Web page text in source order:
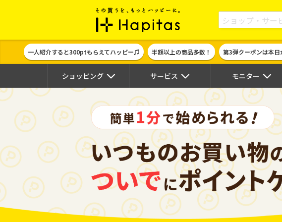
ポイント貯めて現金やギフト券に交
一人紹介すると300ptもらえてハッピー♫ 半額以上の商品多数！ 第3弾クーポンは本
ショッピング サービス モニター